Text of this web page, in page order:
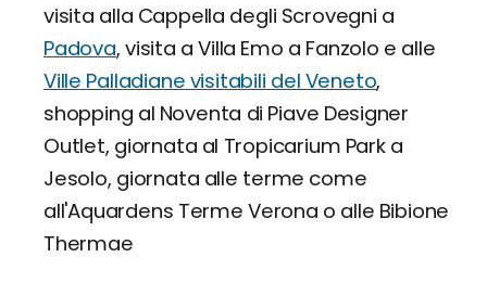
visita alla Cappella degli Scrovegni a
Padova, visita a Villa Emo a Fanzolo e alle
Ville Palladiane visitabili del Veneto,
shopping al Noventa di Piave Designer
Outlet, giornata al Tropicarium Park a
Jesolo, giornata alle terme come
all'Aquardens Terme Verona o alle Bibione
Thermae